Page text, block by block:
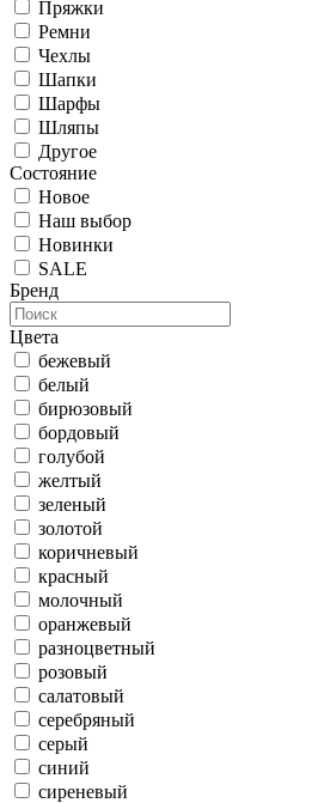
Пряжки
Ремни
Чехлы
Шапки
Шарфы
Шляпы
Другое
Состояние
Новое
Наш выбор
Новинки
SALE
Бренд
Цвета
бежевый
белый
бирюзовый
бордовый
голубой
желтый
зеленый
золотой
коричневый
красный
молочный
оранжевый
разноцветный
розовый
салатовый
серебряный
серый
синий
сиреневый